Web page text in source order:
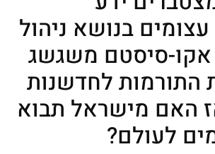
עצומים בנושא ניהול
אקו-סיסטם משגשג
התורמות לחדשנות
האם מישראל תבוא
לעולם?